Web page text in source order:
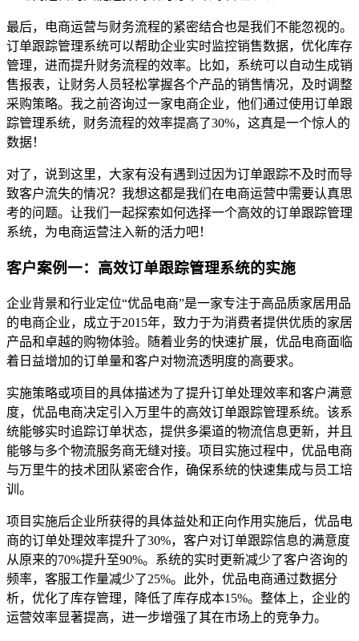
最后，电商运营与财务流程的紧密结合也是我们不能忽视的。
订单跟踪管理系统可以帮助企业实时监控销售数据，优化库存
管理，进而提升财务流程的效率。比如，系统可以自动生成销
售报表，让财务人员轻松掌握各个产品的销售情况，及时调整
采购策略。我之前咨询过一家电商企业，他们通过使用订单跟
踪管理系统，财务流程的效率提高了30%，这真是一个惊人的
数据！
对了，说到这里，大家有没有遇到过因为订单跟踪不及时而导
致客户流失的情况？我想这都是我们在电商运营中需要认真思
考的问题。让我们一起探索如何选择一个高效的订单跟踪管理
系统，为电商运营注入新的活力吧！
客户案例一：高效订单跟踪管理系统的实施
企业背景和行业定位“优品电商”是一家专注于高品质家居用品
的电商企业，成立于2015年，致力于为消费者提供优质的家居
产品和卓越的购物体验。随着业务的快速扩展，优品电商面临
着日益增加的订单量和客户对物流透明度的高要求。
实施策略或项目的具体描述为了提升订单处理效率和客户满意
度，优品电商决定引入万里牛的高效订单跟踪管理系统。该系
统能够实时追踪订单状态，提供多渠道的物流信息更新，并且
能够与多个物流服务商无缝对接。项目实施过程中，优品电商
与万里牛的技术团队紧密合作，确保系统的快速集成与员工培
训。
项目实施后企业所获得的具体益处和正向作用实施后，优品电
商的订单处理效率提升了30%，客户对订单跟踪信息的满意度
从原来的70%提升至90%。系统的实时更新减少了客户咨询的
频率，客服工作量减少了25%。此外，优品电商通过数据分
析，优化了库存管理，降低了库存成本15%。整体上，企业的
运营效率显著提高，进一步增强了其在市场上的竞争力。